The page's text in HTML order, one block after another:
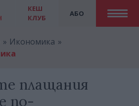
АБО
КЕШ
КЛУБ
Икономика
плащания
по-